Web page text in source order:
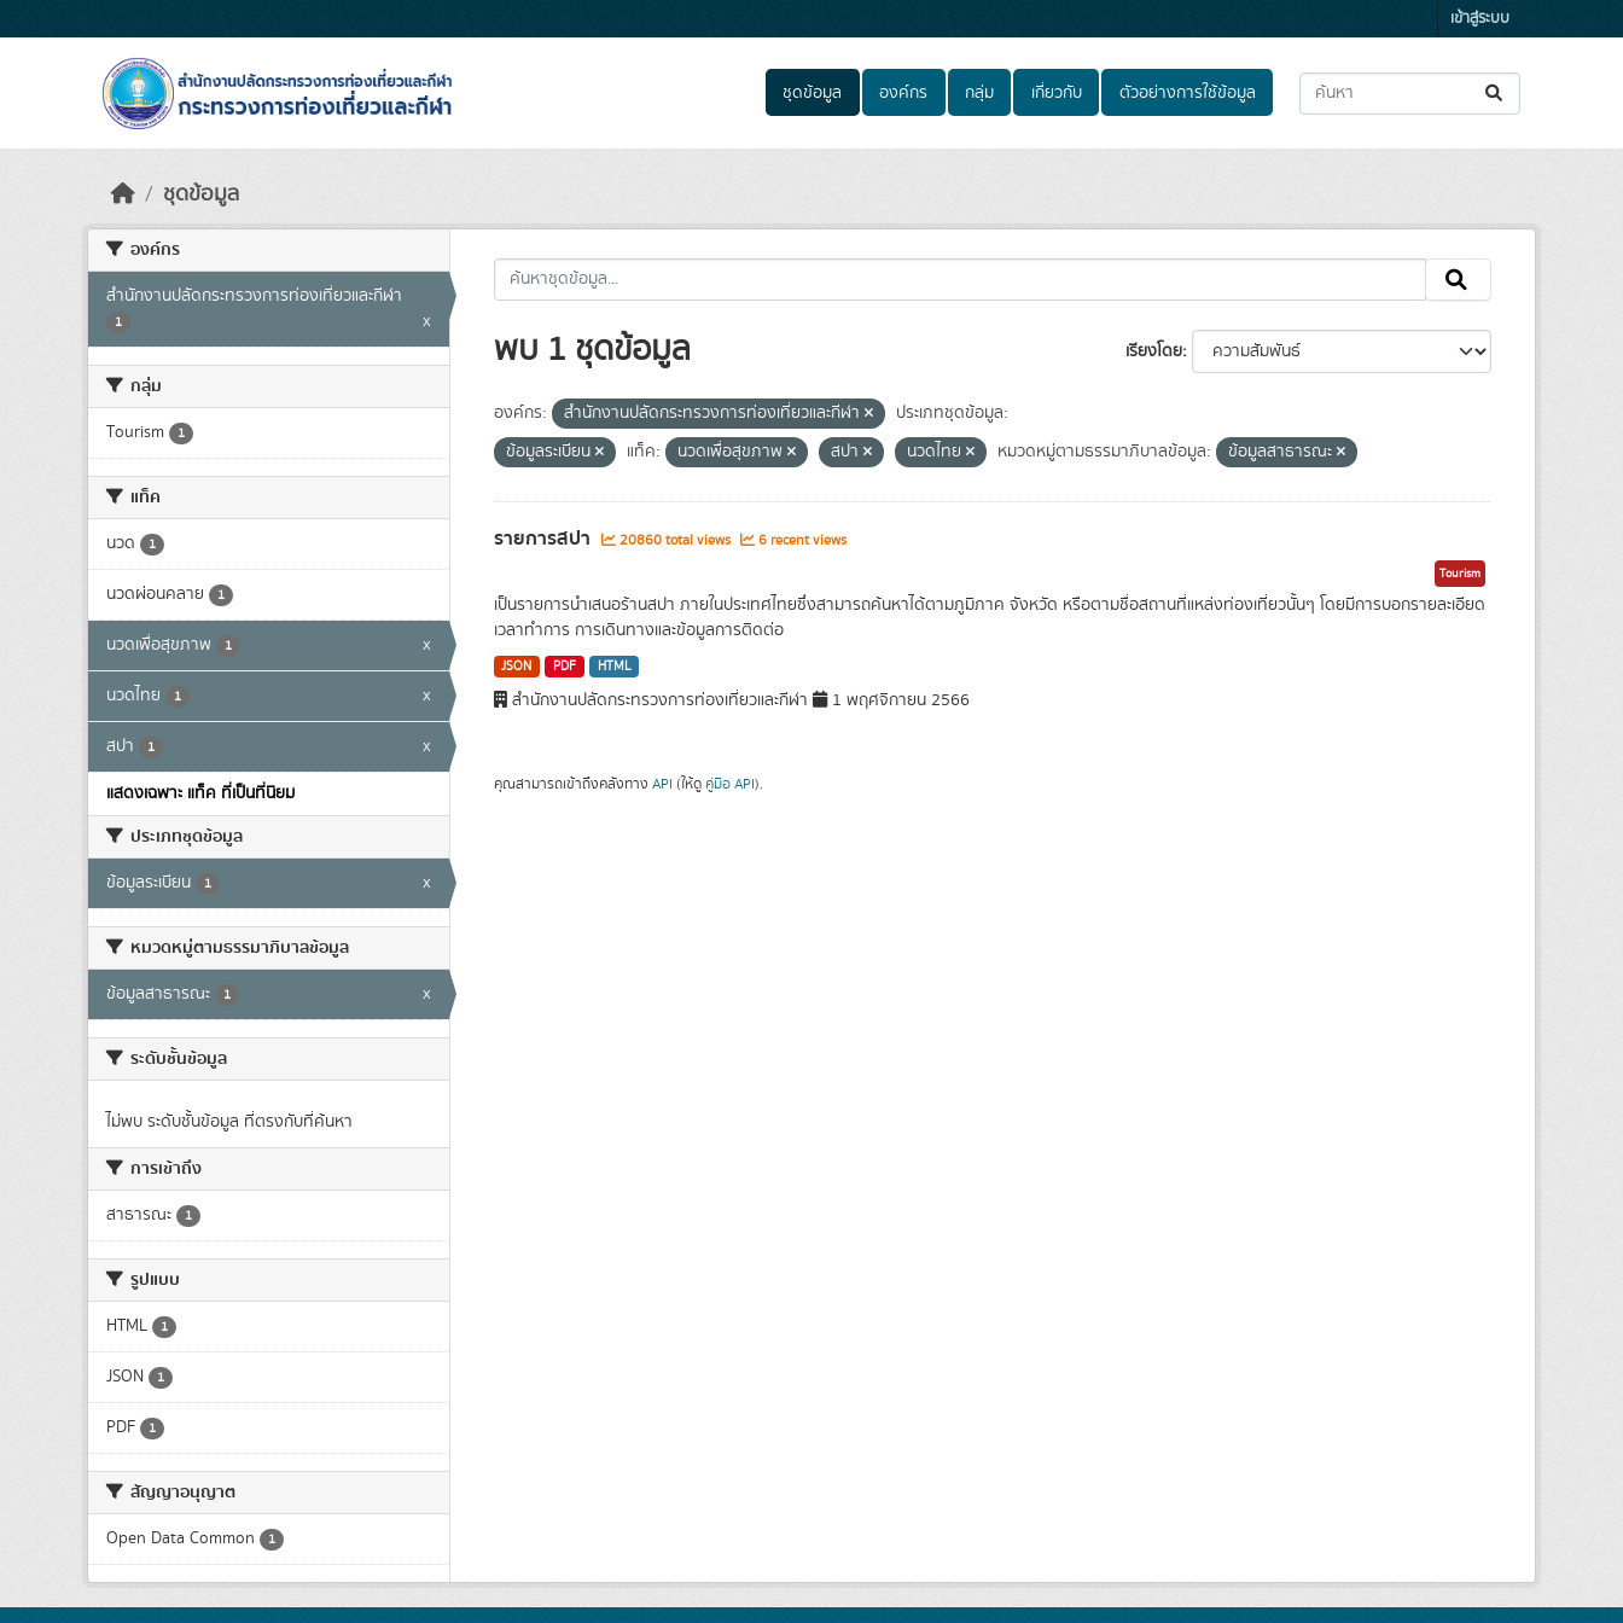
เข้าสู่ระบบ
ชุดข้อมูล องค์กร กลุ่ม เกี่ยวกับ ตัวอย่างการใช้ข้อมูล
ชุดข้อมูล
องค์กร
สำนักงานปลัดกระทรวงการท่องเที่ยวและกีฬา
1 x
กลุ่ม
Tourism 1
แท็ค
นวด 1
นวดผ่อนคลาย 1
นวดเพื่อสุขภาพ 1 x
นวดไทย 1 x
สปา 1
x
แสดงเฉพาะ แท็ค ที่เป็นที่นิยม
ประเภทชุดข้อมูล
ข้อมูลระเบียน 1 x
หมวดหมู่ตามธรรมาภิบาลข้อมูล
ข้อมูลสาธารณะ 1 x
ระดับชั้นข้อมูล
ไม่พบ ระดับชั้นข้อมูล ที่ตรงกับที่ค้นหา
การเข้าถึง
สาธารณะ 1
รูปแบบ
HTML 1
JSON 1
PDF 1
สัญญาอนุญาต
Open Data Common 1
เรียงโดย
พบ 1 ชุดข้อมูล
องค์กร: สำนักงานปลัดกระทรวงการท่องเที่ยวและกีฬา
ประเภทชุดข้อมูล:
ข้อมูลระเบียน
แท็ค: นวดเพื่อสุขภาพ สปา นวดไทย หมวดหมู่ตามธรรมาภิบาลข้อมูล: ข้อมูลสาธารณะ
รายการสปา 20860 total views 6 recent views
Tourism
เป็นรายการนำเสนอร้านสปา ภายในประเทศไทยซึ่งสามารถค้นหาได้ตามภูมิภาค จังหวัด หรือตามชื่อสถานที่แหล่งท่องเที่ยวนั้นๆ โดยมีการบอกรายละเอียด
เวลาทำการ การเดินทางและข้อมูลการติดต่อ
JSON PDF HTML
สำนักงานปลัดกระทรวงการท่องเที่ยวและกีฬา 1 พฤศจิกายน 2566
คุณสามารถเข้าถึงคลังทาง API (ให้ดู คู่มือ API).